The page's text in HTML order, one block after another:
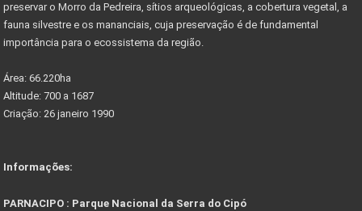
preservar o Morro da Pedreira, sítios arqueológicas, a cobertura vegetal, a
fauna silvestre e os mananciais, cuja preservação é de fundamental
importância para o ecossistema da região.
Área: 66.220ha
Altitude: 700 a 1687
Criação: 26 janeiro 1990
Informações:
PARNACIPO : Parque Nacional da Serra do Cipó